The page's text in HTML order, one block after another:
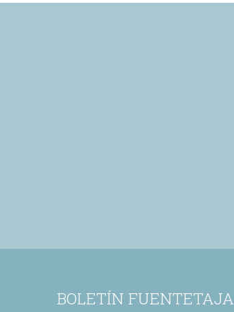
BOLETÍN FUENTETAJA